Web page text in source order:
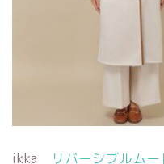
ikka リバーシブルム